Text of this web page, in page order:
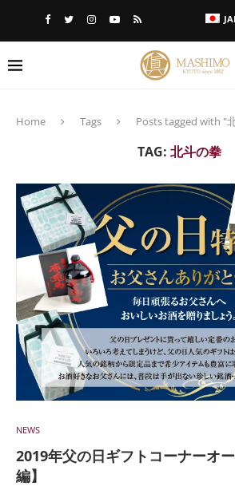
Home Tags Posts tagged with "
TAG: 北斗の拳
NEWS
2019年父の日ギフトコーナーオ
編】